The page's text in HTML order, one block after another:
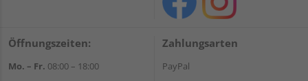
Öffnungszeiten:
Mo. – Fr. 08:00 – 18:00
Zahlungsarten
PayPal